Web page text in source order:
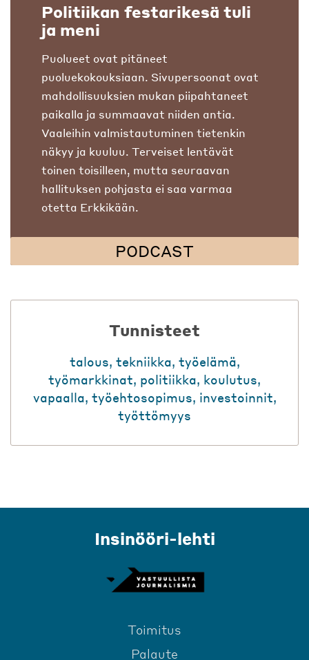
Politiikan festarikesä tuli
ja meni
Puolueet ovat pitäneet
puoluekokouksiaan. Sivupersoonat ovat
mahdollisuuksien mukan piipahtaneet
paikalla ja summaavat niiden antia.
Vaaleihin valmistautuminen tietenkin
näkyy ja kuuluu. Terveiset lentävät
toinen toisilleen, mutta seuraavan
hallituksen pohjasta ei saa varmaa
otetta Erkkikään.
PODCAST
Tunnisteet
talous, tekniikka, työelämä,
työmarkkinat, politiikka, koulutus,
vapaalla, työehtosopimus, investoinnit,
työttömyys
Insinööri-lehti
Toimitus
Palaute